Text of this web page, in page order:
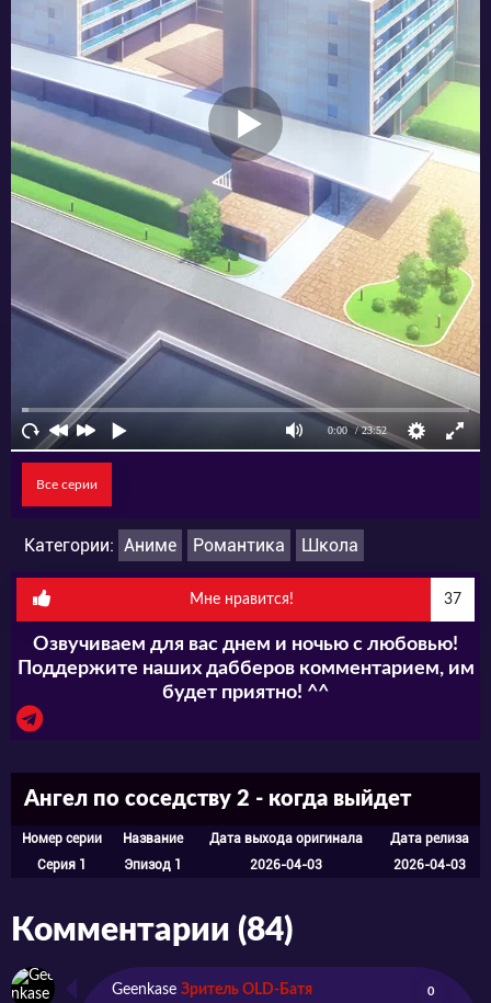
Величество Случай! Однажды, когда лил
сильный дождь, Амане отдал ей свой зонт.
На следующий день парень заболел, а
Махиру пришла его навестить. Узнав, что
Амане питается исключительно уличным
фастфудом, а в доме у него полнейший
беспорядок, девушка сразу же принялась
налаживать быт знакомого. Так, они стали
общаться всё чаще, но от учеников школы
решили скрывать свои отношения.
Все серии
Категории: Аниме Романтика Школа
Мне нравится! 37
Озвучиваем для вас днем и ночью с любовью!
Поддержите наших дабберов комментарием, им
будет приятно! ^^
Ангел по соседству 2 - когда выйдет
Номер серии Название Дата выхода оригинала
Дата релиза
Серия 1
Эпизод 1 2026-04-03 2026-04-03
Комментарии (84)
Geenkase Зритель OLD-Батя 0